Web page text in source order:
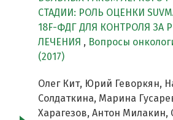
СТАДИИ: РОЛЬ ОЦЕНКИ
18F-ФДГ ДЛЯ КОНТРОЛЯ ЗА
ЛЕЧЕНИЯ , Вопросы
(2017)
Олег Кит, Юрий Геворкян,
Солдаткина, Марина
Харагезов, Антон Милакин,